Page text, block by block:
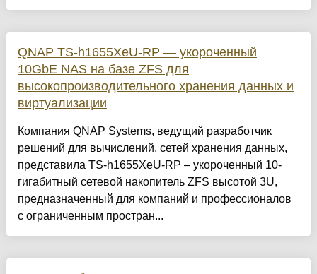
QNAP TS-h1655XeU-RP — укороченный
10GbE NAS на базе ZFS для
высокопроизводительного хранения данных и
виртуализации
Компания QNAP Systems, ведущий разработчик
решений для вычислений, сетей хранения данных,
представила TS-h1655XeU-RP – укороченный 10-
гигабитный сетевой накопитель ZFS высотой 3U,
предназначенный для компаний и профессионалов
с ограниченным простран...